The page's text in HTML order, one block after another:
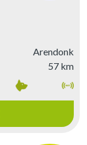
Arendonk
57 km